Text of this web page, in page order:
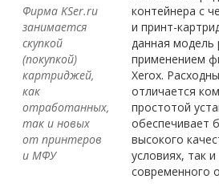
Фирма KSer.ru
занимается
скупкой
(покупкой)
картриджей,
как
отработанных,
так и новых
от принтеров
и МФУ
контейнера с
и принт-
данная модель
применением
Xerox.
отличается
простотой
обеспечивает
высокого
условиях, так
современного